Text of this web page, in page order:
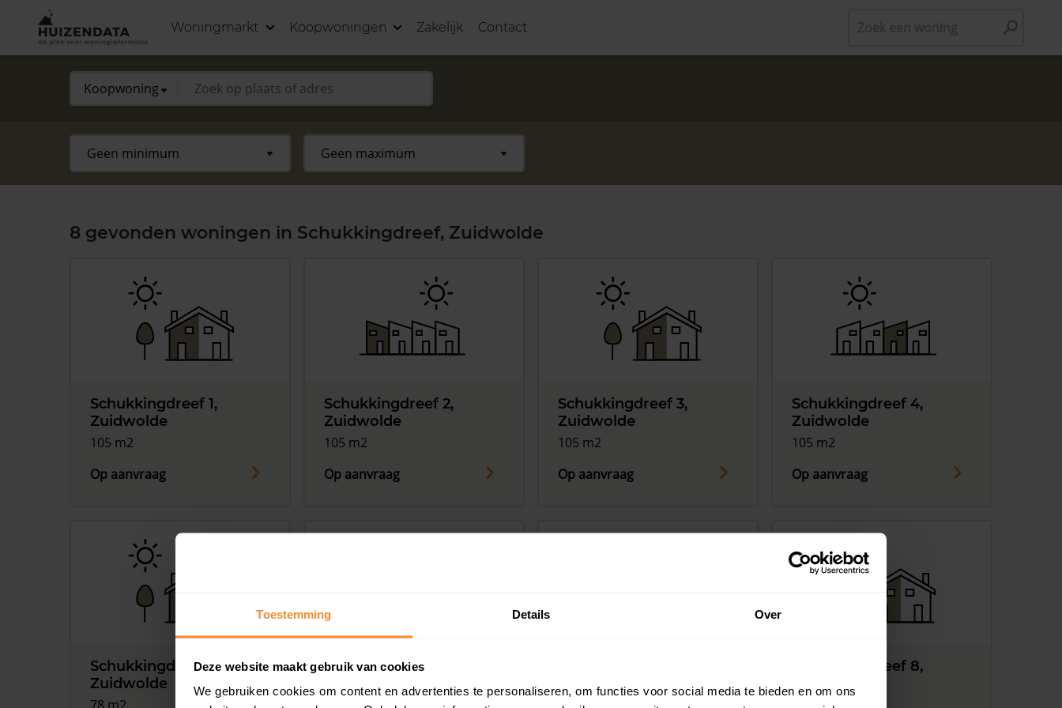
Toestemming Details Over
Deze website maakt gebruik van cookies
We gebruiken cookies om content en advertenties te personaliseren, om functies voor social media te bieden en om ons
Woningmarkt Koopwoningen Zakelijk Contact
8 gevonden woningen in Schukkingdreef, Zuidwolde
Schukkingdreef 1,
Zuidwolde
105 m2
Op aanvraag
Schukkingdreef 2,
Zuidwolde
105 m2
Op aanvraag
Schukkingdreef 3,
Zuidwolde
105 m2
Op aanvraag
Schukkingdreef 4,
Zuidwolde
105 m2
Op aanvraag
Schukkingdreef 5,
Zuidwolde
Schukkingdreef 6,
Zuidwolde
Zuidwolde
Schukkingdreef 8,